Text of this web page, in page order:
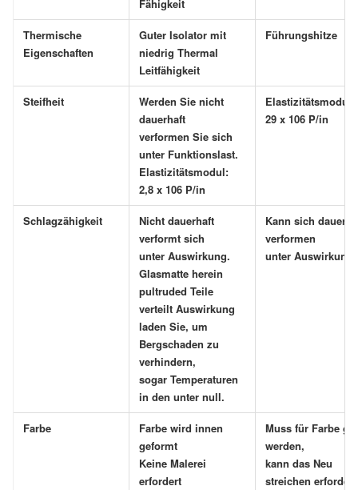
Fähigkeit
Thermische
Eigenschaften
Guter Isolator mit
niedrig Thermal
Leitfähigkeit
Führungshitze
Steifheit
Werden Sie nicht
dauerhaft
verformen Sie sich
unter Funktionslast.
Elastizitätsmodul:
2,8 x 106 P/in
Elastizitätsmodul:
29 x 106 P/in
Schlagzähigkeit
Nicht dauerhaft
verformt sich
unter Auswirkung.
Glasmatte herein
pultruded Teile
verteilt Auswirkung
laden Sie, um
Bergschaden zu
verhindern,
sogar Temperaturen
in den unter null.
Kann sich
verformen
unter Auswirkung
Farbe
Farbe wird innen
geformt
Keine Malerei
erfordert
Muss für Farbe
werden,
kann das Neu
streichen